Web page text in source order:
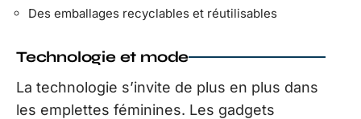
Des emballages recyclables et réutilisables
Technologie et mode
La technologie s’invite de plus en plus dans
les emplettes féminines. Les gadgets